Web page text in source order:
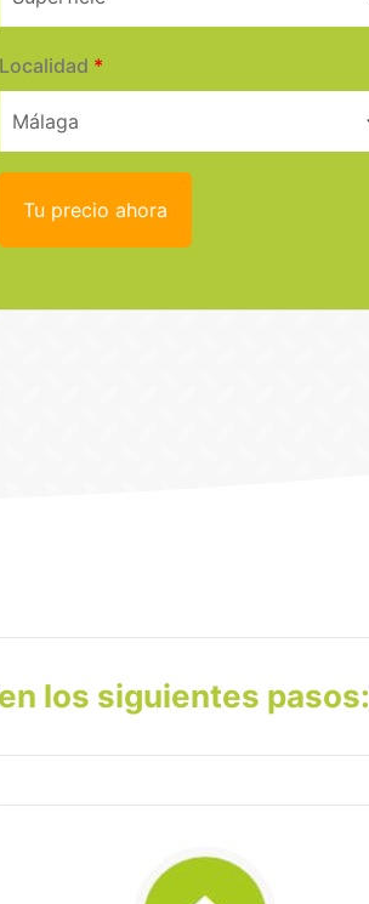
Localidad *
los siguientes pasos: